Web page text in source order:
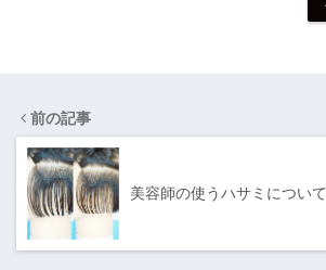
前の記事
美容師の使うハサミについて